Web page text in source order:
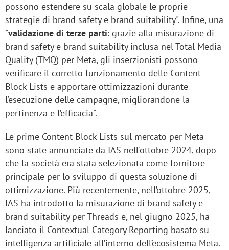
possono estendere su scala globale le proprie
strategie di brand safety e brand suitability". Infine, una
"validazione di terze parti: grazie alla misurazione di
brand safety e brand suitability inclusa nel Total Media
Quality (TMQ) per Meta, gli inserzionisti possono
verificare il corretto funzionamento delle Content
Block Lists e apportare ottimizzazioni durante
l’esecuzione delle campagne, migliorandone la
pertinenza e l’efficacia".
Le prime Content Block Lists sul mercato per Meta
sono state annunciate da IAS nell'ottobre 2024, dopo
che la società era stata selezionata come fornitore
principale per lo sviluppo di questa soluzione di
ottimizzazione. Più recentemente, nell’ottobre 2025,
IAS ha introdotto la misurazione di brand safety e
brand suitability per Threads e, nel giugno 2025, ha
lanciato il Contextual Category Reporting basato su
intelligenza artificiale all’interno dell’ecosistema Meta.